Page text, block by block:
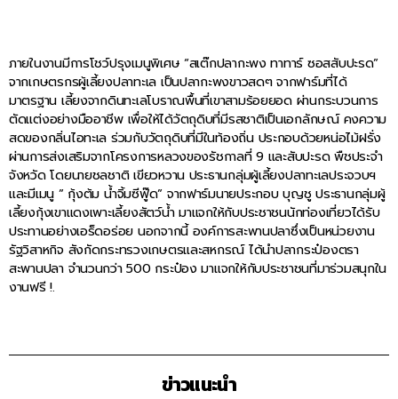
ภายในงานมีการโชว์ปรุงเมนูพิเศษ “สเต๊กปลากะพง ทาทาร์ ซอสสับปะรด”
จากเกษตรกรผู้เลี้ยงปลาทะเล เป็นปลากะพงขาวสดๆ จากฟาร์มที่ได้
มาตรฐาน เลี้ยงจากดินทะเลโบราณพื้นที่เขาสามร้อยยอด ผ่านกระบวนการ
ตัดแต่งอย่างมืออาชีพ เพื่อให้ได้วัตถุดิบที่มีรสชาติเป็นเอกลักษณ์ คงความ
สดของกลิ่นไอทะเล ร่วมกับวัตถุดิบที่มีในท้องถิ่น ประกอบด้วยหน่อไม้ฝรั่ง
ผ่านการส่งเสริมจากโครงการหลวงของรัชกาลที่ 9 และสับปะรด พืชประจำ
จังหวัด โดยนายชลชาติ เขียวหวาน ประธานกลุ่มผู้เลี้ยงปลาทะเลประจวบฯ
และมีเมนู ” กุ้งต้ม น้ำจิ้มซีฟู๊ด” จากฟาร์มนายประกอบ บุญชู ประธานกลุ่มผู้
เลี้ยงกุ้งเขาแดงเพาะเลี้ยงสัตว์น้ำ มาแจกให้กับประชาชนนักท่องเที่ยวได้รับ
ประทานอย่างเอร็ดอร่อย นอกจากนี้ องค์การสะพานปลาซึ่งเป็นหน่วยงาน
รัฐวิสาหกิจ สังกัดกระทรวงเกษตรและสหกรณ์ ได้นำปลากระป๋องตรา
สะพานปลา จำนวนกว่า 500 กระป๋อง มาแจกให้กับประชาชนที่มาร่วมสนุกใน
งานฟรี !.
ข่าวแนะนำ